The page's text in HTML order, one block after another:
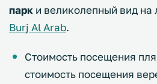
парк и великолепный вид на
Burj Al Arab.
Стоимость посещения
стоимость посещения